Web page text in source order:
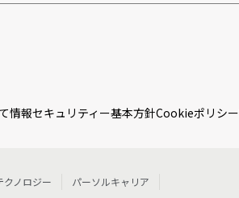
情報セキュリティー基本方針Cookieポリシー
クノロジー
パーソルキャリア